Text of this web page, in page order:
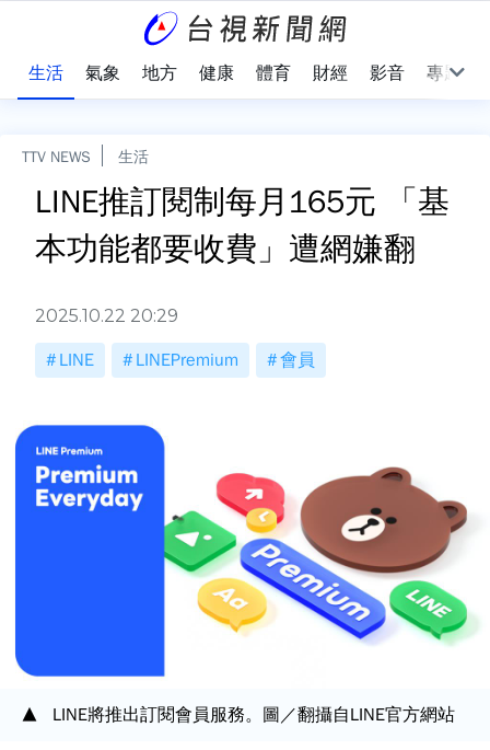
生活 氣象 地方 健康 體育 財經 影音 專題
TTV NEWS 生活
LINE推訂閱制每月165元 「基
本功能都要收費」遭網嫌翻
2025.10.22 20:29
LINE LINEPremium 會員
LINE將推出訂閱會員服務。圖／翻攝自LINE官方網站